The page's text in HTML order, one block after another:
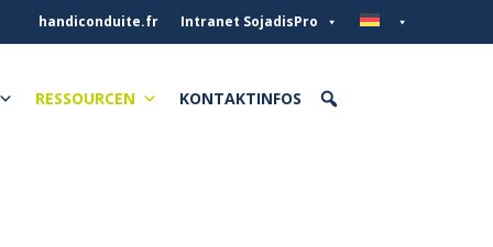
handiconduite.fr Intranet SojadisPro
RESSOURCEN KONTAKTINFOS